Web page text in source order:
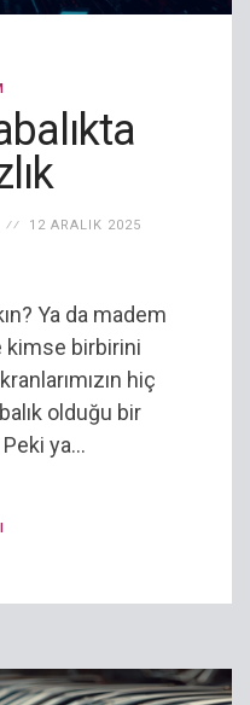
12 ARALIK 2025
Ya da madem
kimse birbirini
hiç
olduğu bir
ya...